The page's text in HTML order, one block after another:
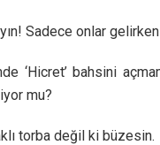
Sadece onlar
‘Hicret’ bahsini
mu?
torba değil ki büzesin.